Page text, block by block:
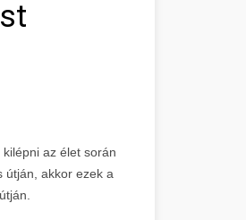
az élet során
útján, akkor ezek a